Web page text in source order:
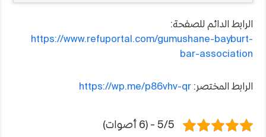
الرابط الدائم للصفحة:
https://www.refuportal.com/gumushane-bayburt-
bar-association
الرابط المختصر: https://wp.me/p86vhv-qr
5/5 - (6 أصوات)